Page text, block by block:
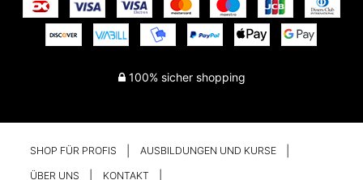
100% sicher shopping
SHOP FÜR PROFIS AUSBILDUNGEN UND KURSE
ÜBER UNS KONTAKT